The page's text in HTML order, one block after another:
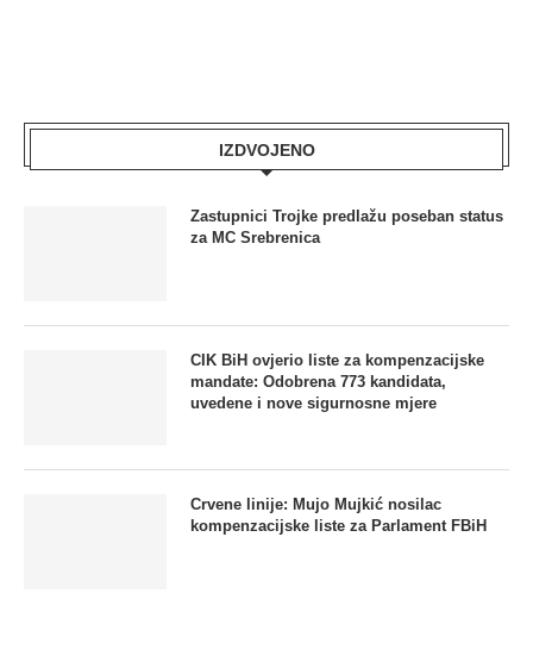
IZDVOJENO
Zastupnici Trojke predlažu poseban status
za MC Srebrenica
CIK BiH ovjerio liste za kompenzacijske
mandate: Odobrena 773 kandidata,
uvedene i nove sigurnosne mjere
Crvene linije: Mujo Mujkić nosilac
kompenzacijske liste za Parlament FBiH